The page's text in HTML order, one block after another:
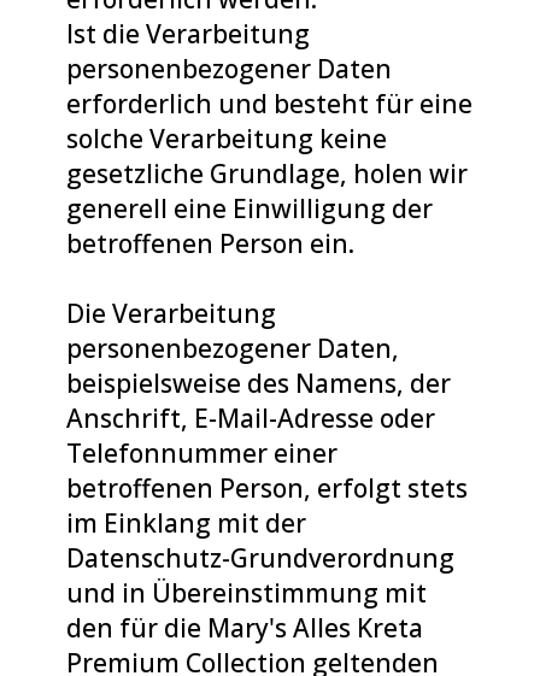
Ist die Verarbeitung
personenbezogener Daten
erforderlich und besteht für eine
solche Verarbeitung keine
gesetzliche Grundlage, holen wir
generell eine Einwilligung der
betroffenen Person ein.
Die Verarbeitung
personenbezogener Daten,
beispielsweise des Namens, der
Anschrift, E-Mail-Adresse oder
Telefonnummer einer
betroffenen Person, erfolgt stets
im Einklang mit der
Datenschutz-Grundverordnung
und in Übereinstimmung mit
den für die Mary's Alles Kreta
Premium Collection geltenden